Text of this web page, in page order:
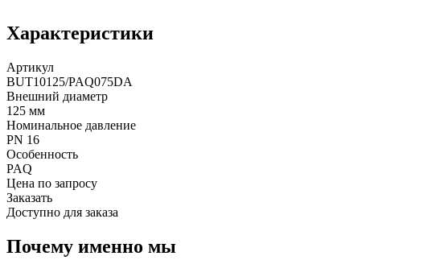
Характеристики
Артикул
BUT10125/PAQ075DA
Внешний диаметр
125 мм
Номинальное давление
PN 16
Особенность
PAQ
Цена по запросу
Заказать
Доступно для заказа
Почему именно мы